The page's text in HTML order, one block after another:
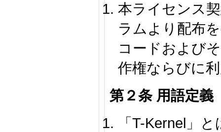
本ライセンス
ラムより配布
コードおよび
作権ならびに
第２条 用語定義
「T-Kernel」